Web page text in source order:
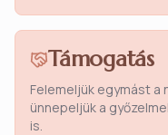
Támogatás
Felemeljük egymást a
ünnepeljük a
is.